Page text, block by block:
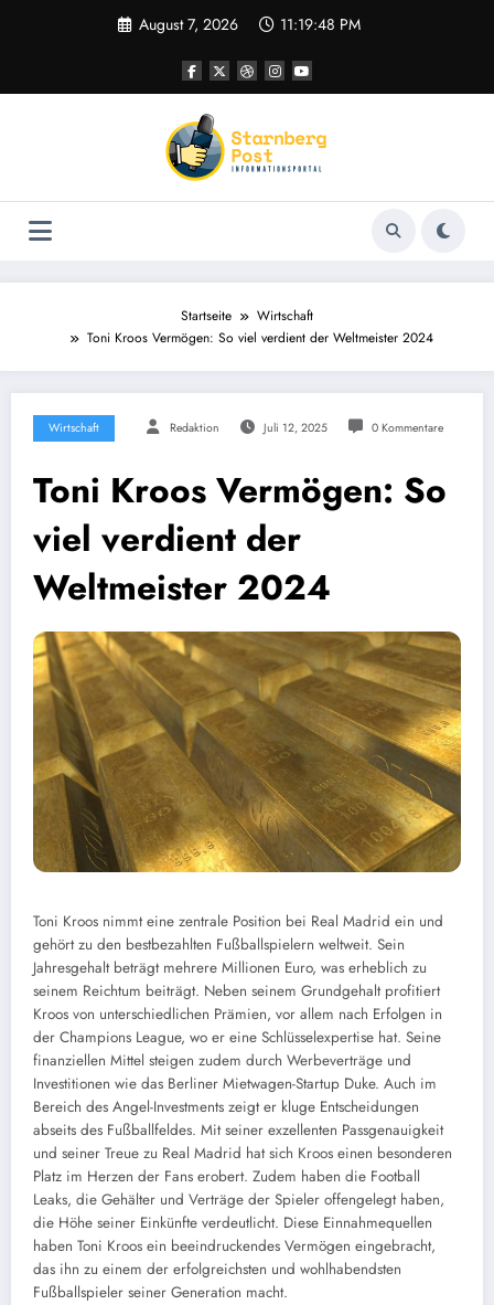
August 7, 2026 11:19:49 PM
Startseite
Wirtschaft
Toni Kroos Vermögen: So viel verdient der Weltmeister 2024
Wirtschaft Redaktion Juli 12, 2025 0 Kommentare
Toni Kroos Vermögen: So
viel verdient der
Weltmeister 2024
Toni Kroos nimmt eine zentrale Position bei Real Madrid ein und
gehört zu den bestbezahlten Fußballspielern weltweit. Sein
Jahresgehalt beträgt mehrere Millionen Euro, was erheblich zu
seinem Reichtum beiträgt. Neben seinem Grundgehalt profitiert
Kroos von unterschiedlichen Prämien, vor allem nach Erfolgen in
der Champions League, wo er eine Schlüsselexpertise hat. Seine
finanziellen Mittel steigen zudem durch Werbeverträge und
Investitionen wie das Berliner Mietwagen-Startup Duke. Auch im
Bereich des Angel-Investments zeigt er kluge Entscheidungen
abseits des Fußballfeldes. Mit seiner exzellenten Passgenauigkeit
und seiner Treue zu Real Madrid hat sich Kroos einen besonderen
Platz im Herzen der Fans erobert. Zudem haben die Football
Leaks, die Gehälter und Verträge der Spieler offengelegt haben,
die Höhe seiner Einkünfte verdeutlicht. Diese Einnahmequellen
haben Toni Kroos ein beeindruckendes Vermögen eingebracht,
das ihn zu einem der erfolgreichsten und wohlhabendsten
Fußballspieler seiner Generation macht.